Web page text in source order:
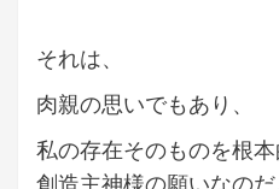
それは、
肉親の思いでもあり、
私の存在そのものを根
創造主神様の願いなの